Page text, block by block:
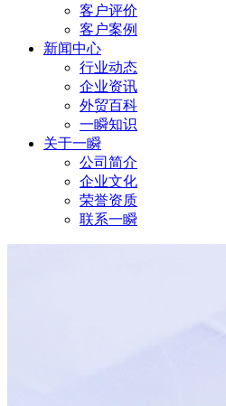
客户评价
客户案例
新闻中心
行业动态
企业资讯
外贸百科
一瞬知识
关于一瞬
公司简介
企业文化
荣誉资质
联系一瞬